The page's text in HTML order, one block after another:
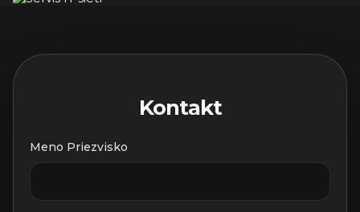
Kontakt
Meno Priezvisko